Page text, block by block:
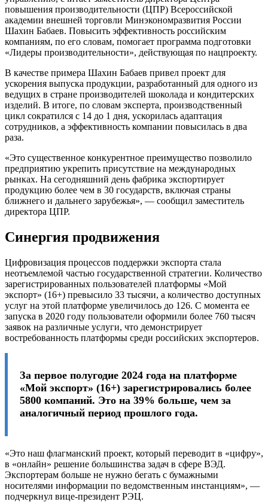
повышения производительности (ЦПР) Всероссийской
академии внешней торговли Минэкономразвития России
Шахин Бабаев. Повысить эффективность российским
компаниям, по его словам, помогает программа подготовки
«Лидеры производительности», действующая по нацпроекту.
В качестве примера Шахин Бабаев привел проект для
ускорения выпуска продукции, разработанный для одного из
ведущих в стране производителей шоколада и кондитерских
изделий. В итоге, по словам эксперта, производственный
цикл сократился с 14 до 1 дня, ускорилась адаптация
сотрудников, а эффективность компании повысилась в два
раза.
«Это существенное конкурентное преимущество позволило
предприятию укрепить присутствие на международных
рынках. На сегодняшний день фабрика экспортирует
продукцию более чем в 30 государств, включая страны
ближнего и дальнего зарубежья», — сообщил заместитель
директора ЦПР.
Синергия продвижения
Цифровизация процессов поддержки экспорта стала
неотъемлемой частью государственной стратегии. Количество
зарегистрированных пользователей платформы «Мой
экспорт» (16+) превысило 33 тысячи, а количество доступных
услуг на этой платформе увеличилось до 126. С момента ее
запуска в 2020 году пользователи оформили более 760 тысяч
заявок на различные услуги, что демонстрирует
востребованность платформы среди российских экспортеров.
За первое полугодие 2024 года на платформе
«Мой экспорт» (16+) зарегистрировались более
5800 компаний. Это на 39% больше, чем за
аналогичный период прошлого года.
«Это наш флагманский проект, который переводит в «цифру»,
в «онлайн» решение большинства задач в сфере ВЭД.
Экспортерам больше не нужно бегать с бумажными
носителями информации по ведомственным инстанциям», —
подчеркнул вице-президент РЭЦ.